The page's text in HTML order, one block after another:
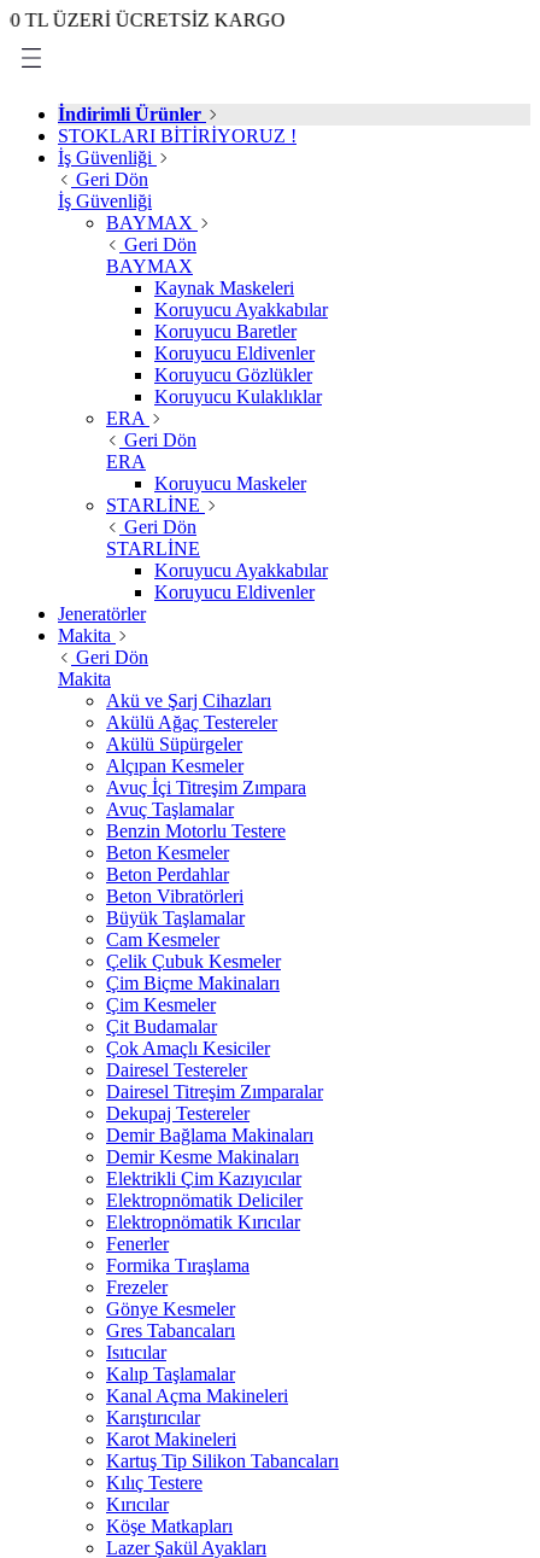
ÜCRETSİZ KARGO
İndirimli Ürünler
STOKLARI BİTİRİYORUZ !
İş Güvenliği
Geri Dön
İş Güvenliği
BAYMAX
Geri Dön
BAYMAX
Kaynak Maskeleri
Koruyucu Ayakkabılar
Koruyucu Baretler
Koruyucu Eldivenler
Koruyucu Gözlükler
Koruyucu Kulaklıklar
ERA
Geri Dön
ERA
Koruyucu Maskeler
STARLİNE
Geri Dön
STARLİNE
Koruyucu Ayakkabılar
Koruyucu Eldivenler
Jeneratörler
Makita
Geri Dön
Makita
Akü ve Şarj Cihazları
Akülü Ağaç Testereler
Akülü Süpürgeler
Alçıpan Kesmeler
Avuç İçi Titreşim Zımpara
Avuç Taşlamalar
Benzin Motorlu Testere
Beton Kesmeler
Beton Perdahlar
Beton Vibratörleri
Büyük Taşlamalar
Cam Kesmeler
Çelik Çubuk Kesmeler
Çim Biçme Makinaları
Çim Kesmeler
Çit Budamalar
Çok Amaçlı Kesiciler
Dairesel Testereler
Dairesel Titreşim Zımparalar
Dekupaj Testereler
Demir Bağlama Makinaları
Demir Kesme Makinaları
Elektrikli Çim Kazıyıcılar
Elektropnömatik Deliciler
Elektropnömatik Kırıcılar
Fenerler
Formika Tıraşlama
Frezeler
Gönye Kesmeler
Gres Tabancaları
Isıtıcılar
Kalıp Taşlamalar
Kanal Açma Makineleri
Karıştırıcılar
Karot Makineleri
Kartuş Tip Silikon Tabancaları
Kılıç Testere
Kırıcılar
Köşe Matkapları
Lazer Şakül Ayakları